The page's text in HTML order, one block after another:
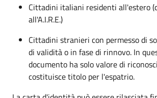
Cittadini italiani residenti all'estero
all'A.I.R.E.)
Cittadini stranieri con permesso di
di validità o in fase di rinnovo. In
documento ha solo valore di
costituisce titolo per l'espatrio.